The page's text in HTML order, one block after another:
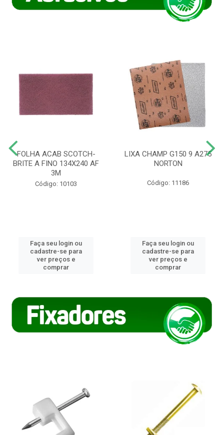
FOLHA ACAB SCOTCH-
BRITE A FINO 134X240 AF
3M
Código: 10103
Faça seu login ou
cadastre-se para
ver preços e
comprar
LIXA CHAMP G150 9 A275
NORTON
Código: 11186
Faça seu login ou
cadastre-se para
ver preços e
comprar